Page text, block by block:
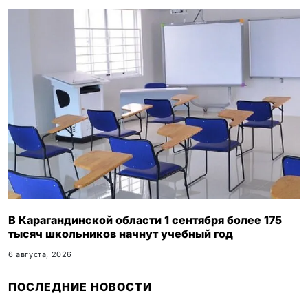
В Карагандинской области 1 сентября более 175
тысяч школьников начнут учебный год
6 августа, 2026
ПОСЛЕДНИЕ НОВОСТИ